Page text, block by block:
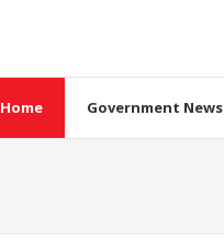
Home Government News